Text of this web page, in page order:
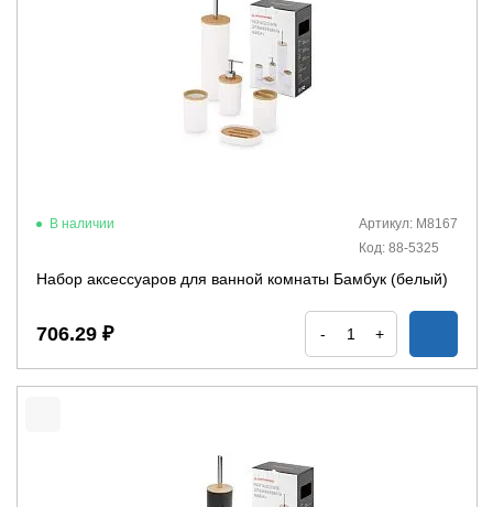
В наличии
Артикул: М8167
Код: 88-5325
Набор аксессуаров для ванной комнаты Бамбук (белый)
706.29 ₽ - +